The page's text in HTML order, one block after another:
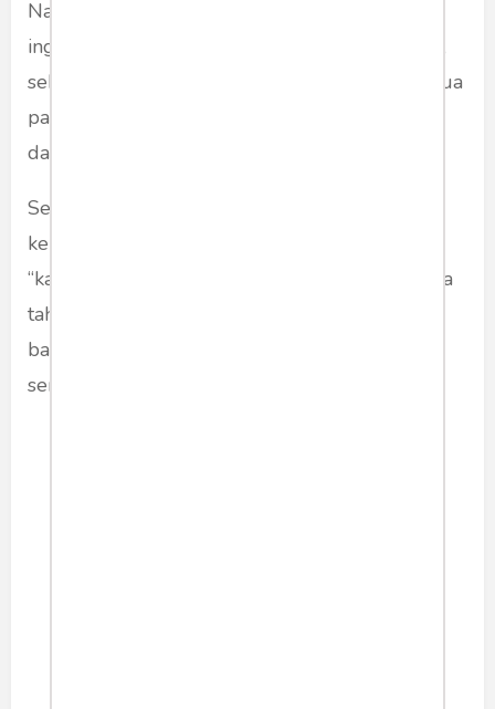
Nampak jelas bahwa Demokrat dan PAN tak
ingin selamanya berada di luar ring kekuasaan,
sebab dengan bergabung dengan Jokowi, kedua
partai ini boleh jadi akan ketiban keuntungan
dari kekuasaan Jokowi.
Selain itu, Demokrat juga bisa mengambil
keuntungan dengan menjaga peluang
“kandidasi” AHY di 2024 mendatang yang pada
tahun ini memang kehilangan kesempatan itu,
bahkan Demokrat terkesan setengah hati
serumah dengan Gerindra.